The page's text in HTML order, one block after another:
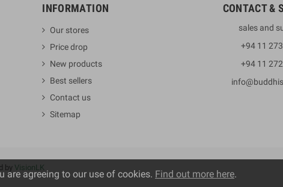
INFORMATION
Our stores
Price drop
New products
Best sellers
Contact us
Sitemap
CONTACT &
sales and
+94 11
+94 11
by VisionLK
are agreeing to our use of cookies. Find out more here.